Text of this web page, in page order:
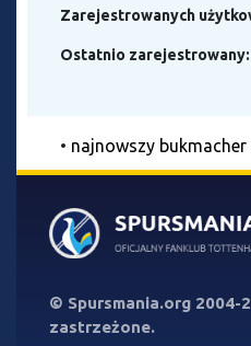
Zarejestrowanych
Ostatnio zarejestrowany:
• najnowszy
© Spursmania.org 2004-
zastrzeżone.